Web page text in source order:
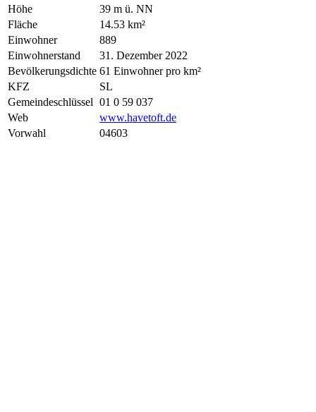
Höhe
39 m ü. NN
Fläche
14.53 km²
Einwohner
889
Einwohnerstand
31. Dezember 2022
Bevölkerungsdichte 61 Einwohner pro km²
KFZ
SL
Gemeindeschlüssel 01 0 59 037
Web
www.havetoft.de
Vorwahl
04603